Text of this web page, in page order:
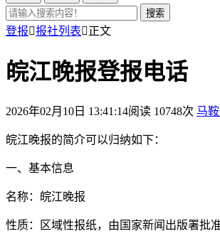
搜索
登报报社列表正文
皖江晚报登报电话
2026年02月10日 13:41:14阅读 10748次 马
皖江晚报的简介可以归纳如下：
一、基本信息
名称：皖江晚报
性质：区域性报纸，由国家新闻出版署批准